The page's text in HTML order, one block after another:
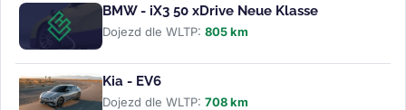
BMW - iX3 50 xDrive Neue Klasse
Dojezd dle WLTP: 805 km
Kia - EV6
Dojezd dle WLTP: 708 km